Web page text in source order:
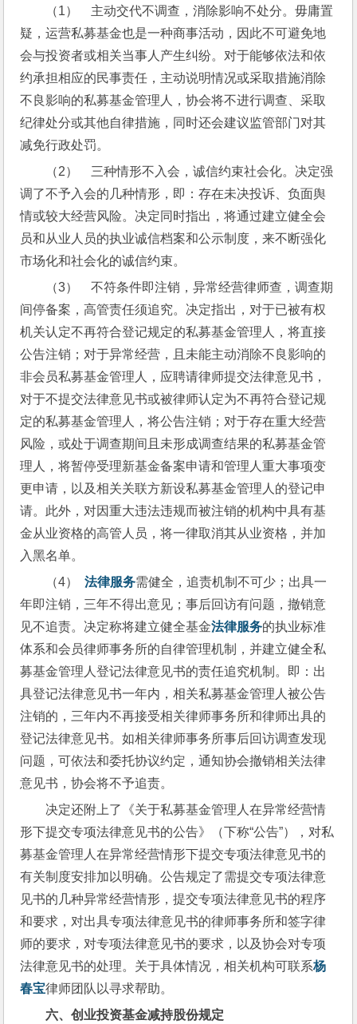
（1）    主动交代不调查，消除影响不处分。毋庸置
疑，运营私募基金也是一种商事活动，因此不可避免地
会与投资者或相关当事人产生纠纷。对于能够依法和依
约承担相应的民事责任，主动说明情况或采取措施消除
不良影响的私募基金管理人，协会将不进行调查、采取
纪律处分或其他自律措施，同时还会建议监管部门对其
减免行政处罚。
（2）    三种情形不入会，诚信约束社会化。决定强
调了不予入会的几种情形，即：存在未决投诉、负面舆
情或较大经营风险。决定同时指出，将通过建立健全会
员和从业人员的执业诚信档案和公示制度，来不断强化
市场化和社会化的诚信约束。
（3）    不符条件即注销，异常经营律师查，调查期
间停备案，高管责任须追究。决定指出，对于已被有权
机关认定不再符合登记规定的私募基金管理人，将直接
公告注销；对于异常经营，且未能主动消除不良影响的
非会员私募基金管理人，应聘请律师提交法律意见书，
对于不提交法律意见书或被律师认定为不再符合登记规
定的私募基金管理人，将公告注销；对于存在重大经营
风险，或处于调查期间且未形成调查结果的私募基金管
理人，将暂停受理新基金备案申请和管理人重大事项变
更申请，以及相关关联方新设私募基金管理人的登记申
请。此外，对因重大违法违规而被注销的机构中具有基
金从业资格的高管人员，将一律取消其从业资格，并加
入黑名单。
（4） 法律服务需健全，追责机制不可少；出具一
年即注销，三年不得出意见；事后回访有问题，撤销意
见不追责。决定称将建立健全基金法律服务的执业标准
体系和会员律师事务所的自律管理机制，并建立健全私
募基金管理人登记法律意见书的责任追究机制。即：出
具登记法律意见书一年内，相关私募基金管理人被公告
注销的，三年内不再接受相关律师事务所和律师出具的
登记法律意见书。如相关律师事务所事后回访调查发现
问题，可依法和委托协议约定，通知协会撤销相关法律
意见书，协会将不予追责。
决定还附上了《关于私募基金管理人在异常经营情
形下提交专项法律意见书的公告》（下称“公告”），对私
募基金管理人在异常经营情形下提交专项法律意见书的
有关制度安排加以明确。公告规定了需提交专项法律意
见书的几种异常经营情形，提交专项法律意见书的程序
和要求，对出具专项法律意见书的律师事务所和签字律
师的要求，对专项法律意见书的要求，以及协会对专项
法律意见书的处理。关于具体情况，相关机构可联系杨
春宝律师团队以寻求帮助。
六、创业投资基金减持股份规定